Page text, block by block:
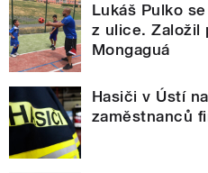
Lukáš Pulko
z ulice. Založil
Mongaguá
Hasiči v Ústí
zaměstnanců